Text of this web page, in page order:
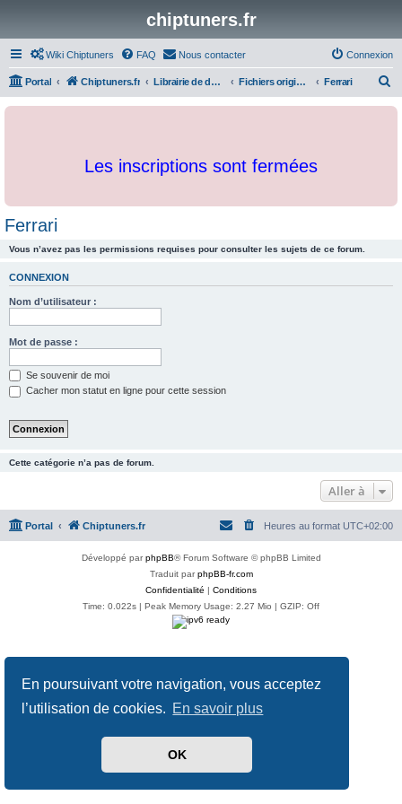
En poursuivant votre navigation, vous acceptez
l’utilisation de cookies. En savoir plus
OK
chiptuners.fr
Wiki Chiptuners FAQ Nous contacter Connexion
Portal Chiptuners.fr Librairie de documents et originaux Fichiers originaux Ferrari
c
Les inscriptions sont fermées
Ferrari
Vous n’avez pas les permissions requises pour consulter les sujets de ce forum.
CONNEXION
Nom d’utilisateur :
Mot de passe :
Se souvenir de moi
Cacher mon statut en ligne pour cette session
Cette catégorie n’a pas de forum.
Aller à
Portal Chiptuners.fr Heures au format UTC+02:00
Développé parphpBB® Forum Software © phpBB Limited
Traduit parphpBB-fr.com
Confidentialité | Conditions
Time: 0.022s | Peak Memory Usage: 2.27 Mio | GZIP: Off